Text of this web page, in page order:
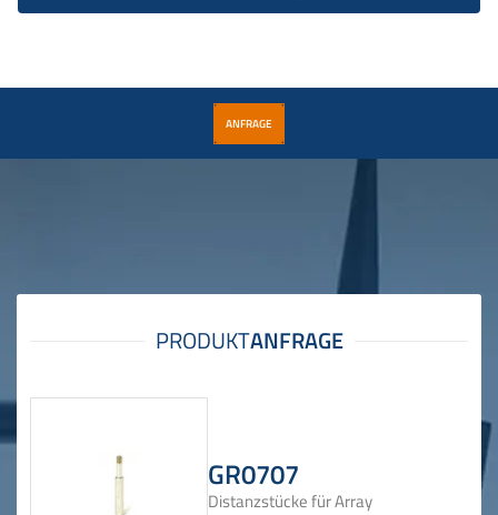
ANFRAGE
GR0707
Distanzstücke für Array